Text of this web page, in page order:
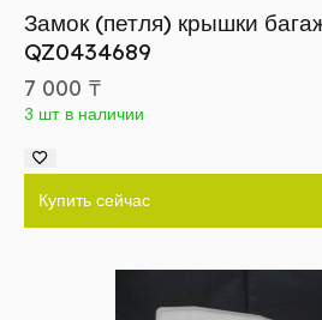
Замок (петля) крышки
QZ0434689
7 000 ₸
3 шт в наличии
Купить сейчас